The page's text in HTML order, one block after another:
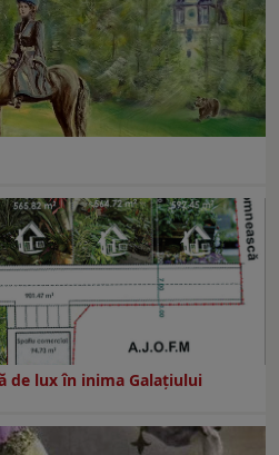
de lux în inima Galațiului